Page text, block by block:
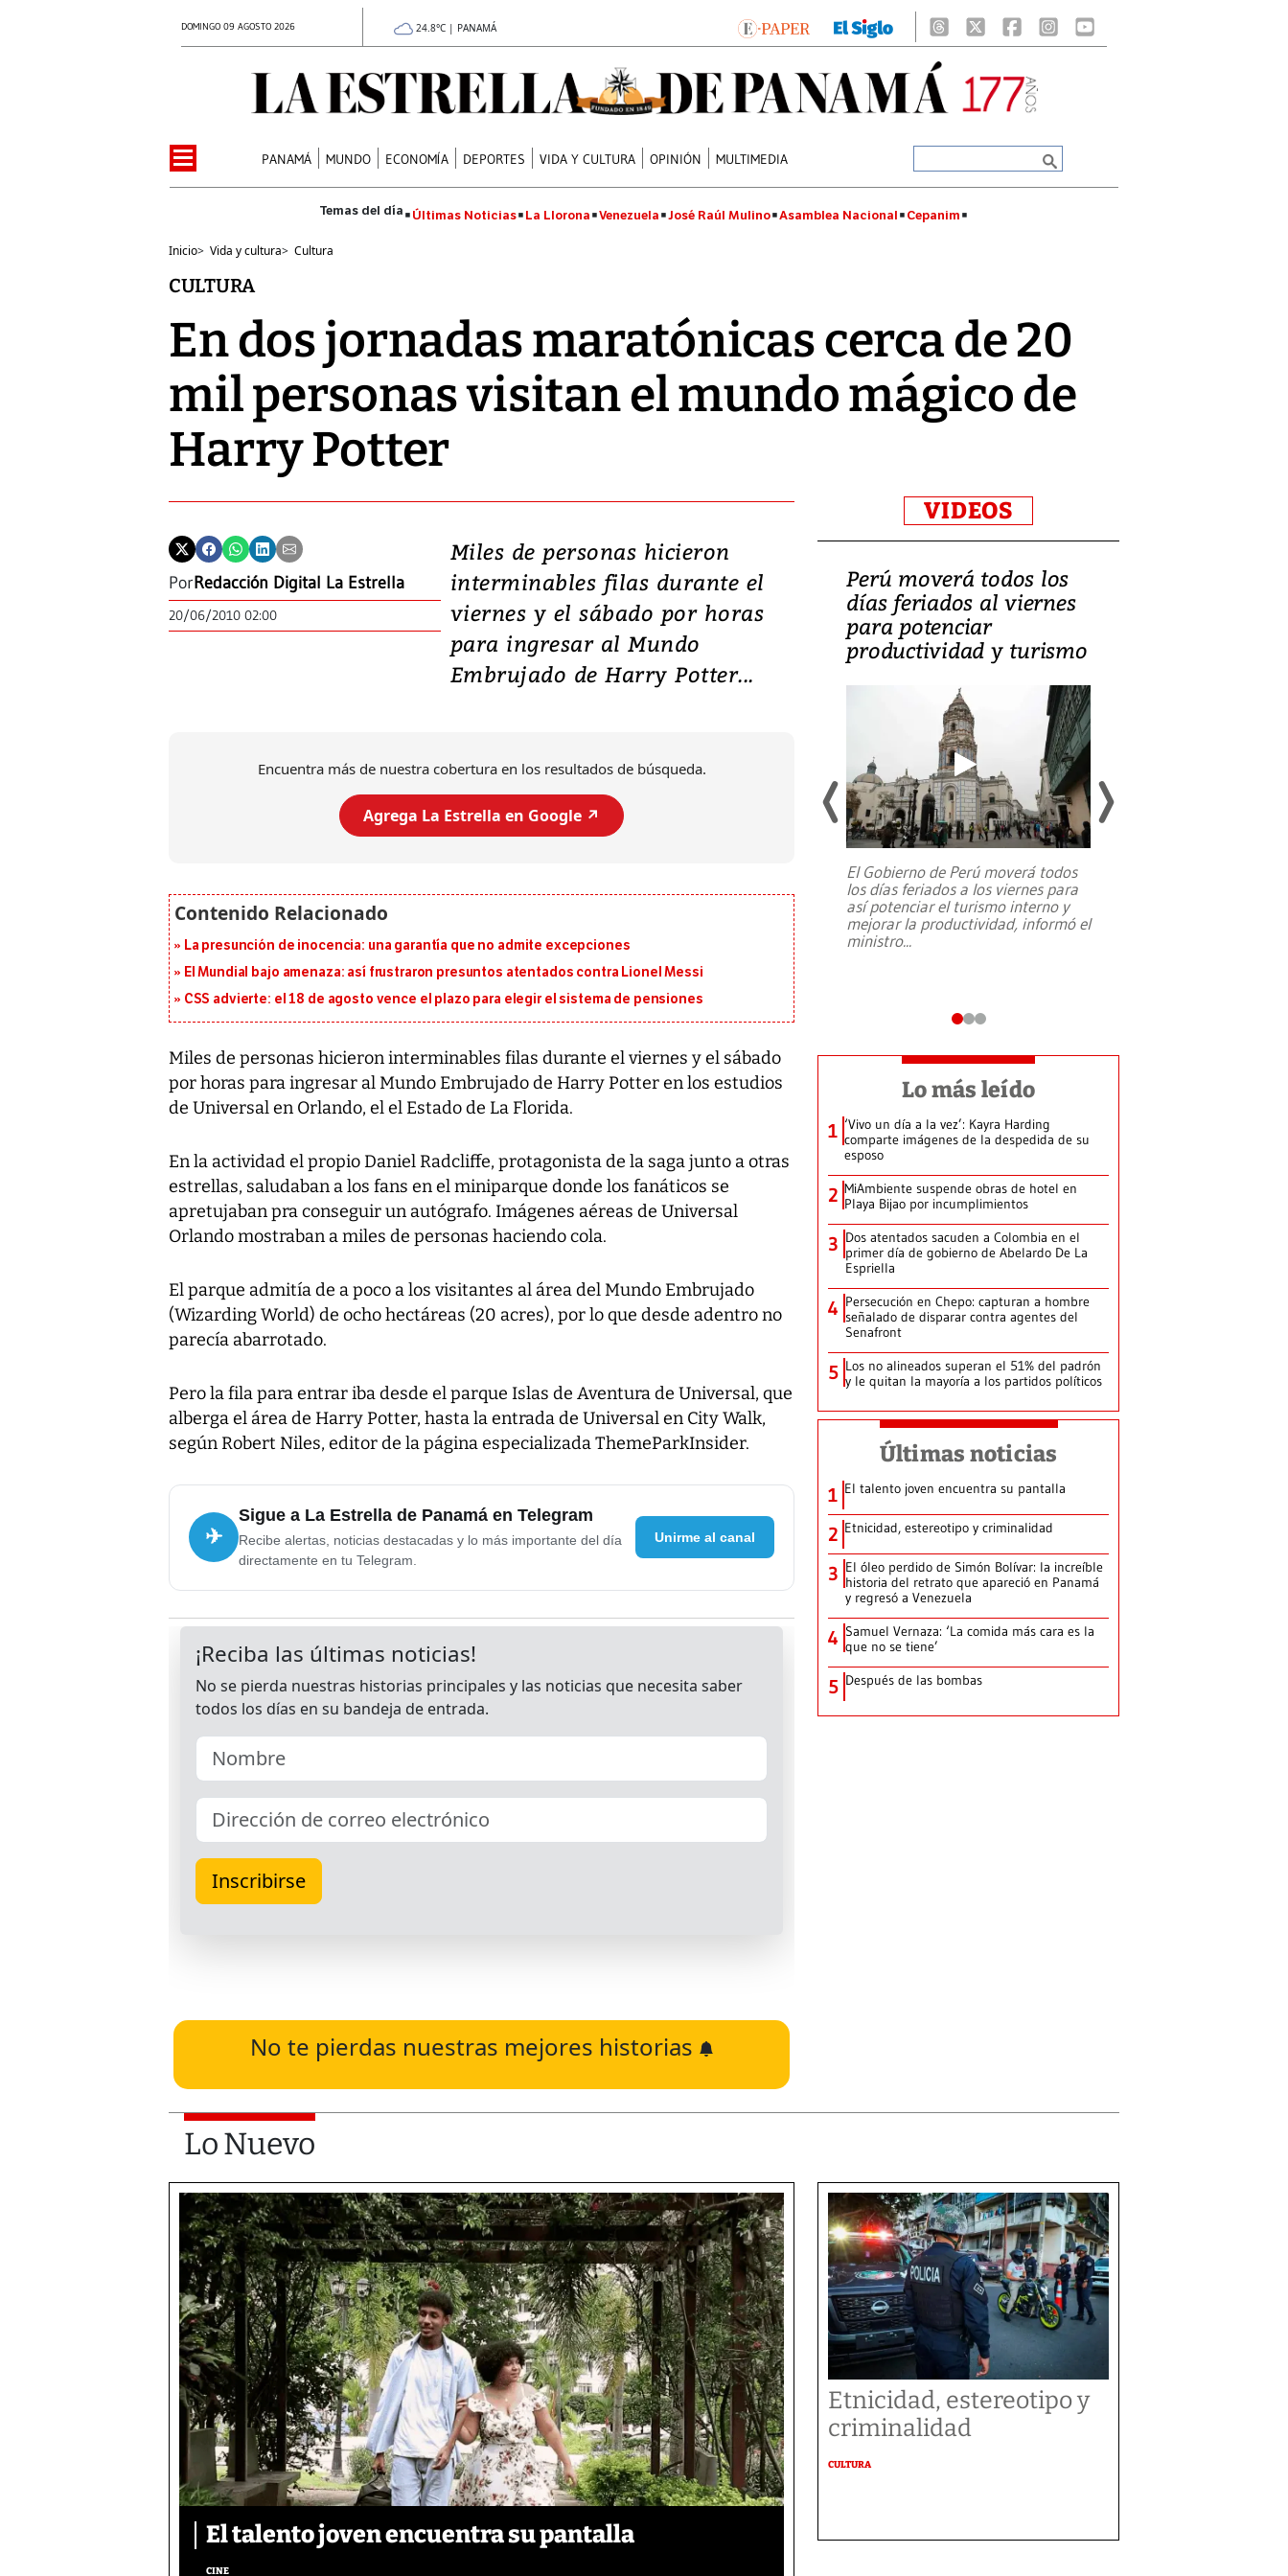
DOMINGO 09 AGOSTO 2026 24.8°C | PANAMÁ
PANAMÁ MUNDO ECONOMÍA DEPORTES VIDA Y CULTURA OPINIÓN MULTIMEDIA
Últimas Noticias La Llorona Venezuela José Raúl Mulino Asamblea Nacional Cepanim
Inicio> Vida y cultura> Cultura
CULTURA
En dos jornadas maratónicas cerca de 20
mil personas visitan el mundo mágico de
Harry Potter
PorRedacción Digital La Estrella
20/06/2010 02:00
Miles de personas hicieron
interminables filas durante el
viernes y el sábado por horas
para ingresar al Mundo
Embrujado de Harry Potter...
Encuentra más de nuestra cobertura en los resultados de búsqueda.
Agrega La Estrella en Google ↗️
La presunción de inocencia: una garantía que no admite excepciones
El Mundial bajo amenaza: así frustraron presuntos atentados contra Lionel Messi
CSS advierte: el 18 de agosto vence el plazo para elegir el sistema de pensiones
Miles de personas hicieron interminables filas durante el viernes y el sábado
por horas para ingresar al Mundo Embrujado de Harry Potter en los estudios
de Universal en Orlando, el el Estado de La Florida.
En la actividad el propio Daniel Radcliffe, protagonista de la saga junto a otras
estrellas, saludaban a los fans en el miniparque donde los fanáticos se
apretujaban pra conseguir un autógrafo. Imágenes aéreas de Universal
Orlando mostraban a miles de personas haciendo cola.
El parque admitía de a poco a los visitantes al área del Mundo Embrujado
(Wizarding World) de ocho hectáreas (20 acres), por lo que desde adentro no
parecía abarrotado.
Pero la fila para entrar iba desde el parque Islas de Aventura de Universal, que
alberga el área de Harry Potter, hasta la entrada de Universal en City Walk,
según Robert Niles, editor de la página especializada ThemeParkInsider.
✈
Sigue a La Estrella de Panamá en Telegram
Recibe alertas, noticias destacadas y lo más importante del día
directamente en tu Telegram.
Unirme al canal
No te pierdas nuestras mejores historias
VIDEOS
Video: Lula lanza su
candidatura con
promesas de inversión
en defensa, educación y
tierras raras
Entre recuerdos y escuetas
da Silva, oficializó este domingo su
candidatura ...
Perú moverá todos los
días feriados al viernes
para potenciar
productividad y turismo
El Gobierno de Perú moverá todos
los días feriados a los viernes para
así potenciar el turismo interno y
mejorar la productividad, informó el
ministro...
Lo más leído
1 ‘Vivo un día a la vez’: Kayra Harding
comparte imágenes de la despedida de su
esposo
2 MiAmbiente suspende obras de hotel en
Playa Bijao por incumplimientos
3 Dos atentados sacuden a Colombia en el
primer día de gobierno de Abelardo De La
Espriella
4 Persecución en Chepo: capturan a hombre
señalado de disparar contra agentes del
Senafront
5 Los no alineados superan el 51% del padrón
y le quitan la mayoría a los partidos políticos
Últimas noticias
1 El talento joven encuentra su pantalla​
2 Etnicidad, estereotipo y criminalidad
3 El óleo perdido de Simón Bolívar: la increíble
historia del retrato que apareció en Panamá
y regresó a Venezuela
4 Samuel Vernaza: ‘La comida más cara es la
que no se tiene’
5 Después de las bombas
Lo Nuevo
El talento joven encuentra su pantalla​
CINE
Etnicidad, estereotipo y
criminalidad
CULTURA